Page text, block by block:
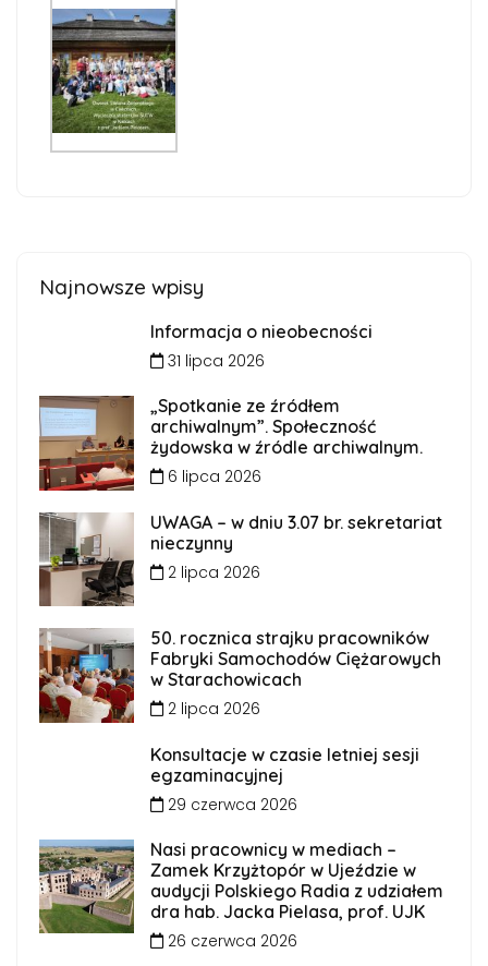
Najnowsze wpisy
Informacja o nieobecności
31 lipca 2026
„Spotkanie ze źródłem
archiwalnym”. Społeczność
żydowska w źródle archiwalnym.
6 lipca 2026
UWAGA – w dniu 3.07 br. sekretariat
nieczynny
2 lipca 2026
50. rocznica strajku pracowników
Fabryki Samochodów Ciężarowych
w Starachowicach
2 lipca 2026
Konsultacje w czasie letniej sesji
egzaminacyjnej
29 czerwca 2026
Nasi pracownicy w mediach –
Zamek Krzyżtopór w Ujeździe w
audycji Polskiego Radia z udziałem
dra hab. Jacka Pielasa, prof. UJK
26 czerwca 2026